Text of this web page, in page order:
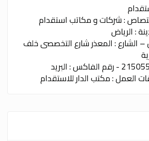
: شركات و مكاتب استقدام
: الرياض
– الشارع : المعذر شارع التخصصى خلف
رقم الهاتف : 2150555 - رقم الفاكس : البريد
العمل : مكتب الدار للاستقدام